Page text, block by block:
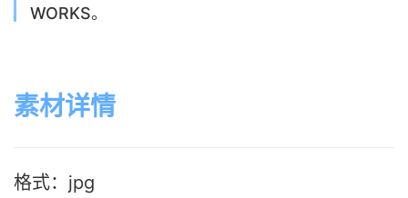
WORKS。
素材详情
格式：jpg